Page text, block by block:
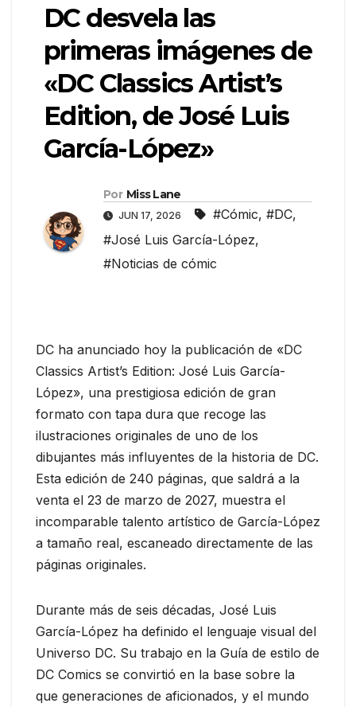
DC desvela las
primeras imágenes de
«DC Classics Artist’s
Edition, de José Luis
García-López»
Por Miss Lane
JUN 17, 2026 #Cómic, #DC,
#José Luis García-López,
#Noticias de cómic
DC ha anunciado hoy la publicación de «DC
Classics Artist’s Edition: José Luis García-
López», una prestigiosa edición de gran
formato con tapa dura que recoge las
ilustraciones originales de uno de los
dibujantes más influyentes de la historia de DC.
Esta edición de 240 páginas, que saldrá a la
venta el 23 de marzo de 2027, muestra el
incomparable talento artístico de García-López
a tamaño real, escaneado directamente de las
páginas originales.
Durante más de seis décadas, José Luis
García-López ha definido el lenguaje visual del
Universo DC. Su trabajo en la Guía de estilo de
DC Comics se convirtió en la base sobre la
que generaciones de aficionados, y el mundo